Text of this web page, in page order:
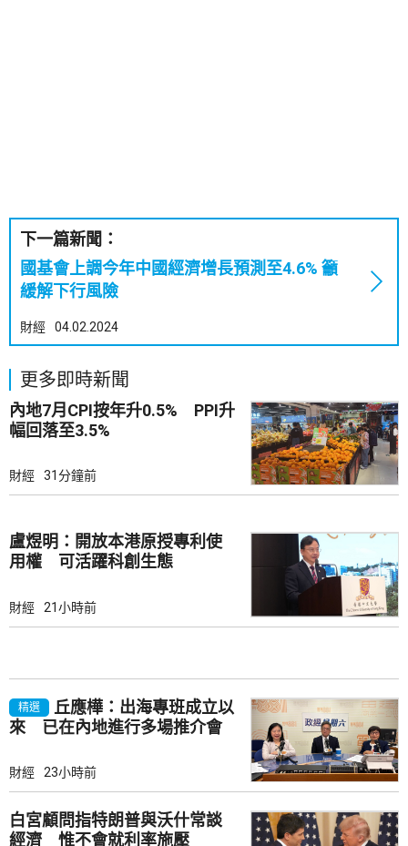
下一篇新聞：
國基會上調今年中國經濟增長預測至4.6% 籲
緩解下行風險
財經 04.02.2024
更多即時新聞
內地7月CPI按年升0.5% PPI升
幅回落至3.5%
財經 31分鐘前
盧煜明：開放本港原授專利使
用權 可活躍科創生態
財經 21小時前
精選
丘應樺：出海專班成立以
來 已在內地進行多場推介會
財經 23小時前
白宮顧問指特朗普與沃什常談
經濟 惟不會就利率施壓